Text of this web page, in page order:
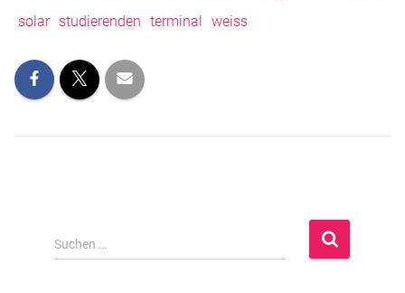
solar studierenden terminal weiss
S
u
Suchen …